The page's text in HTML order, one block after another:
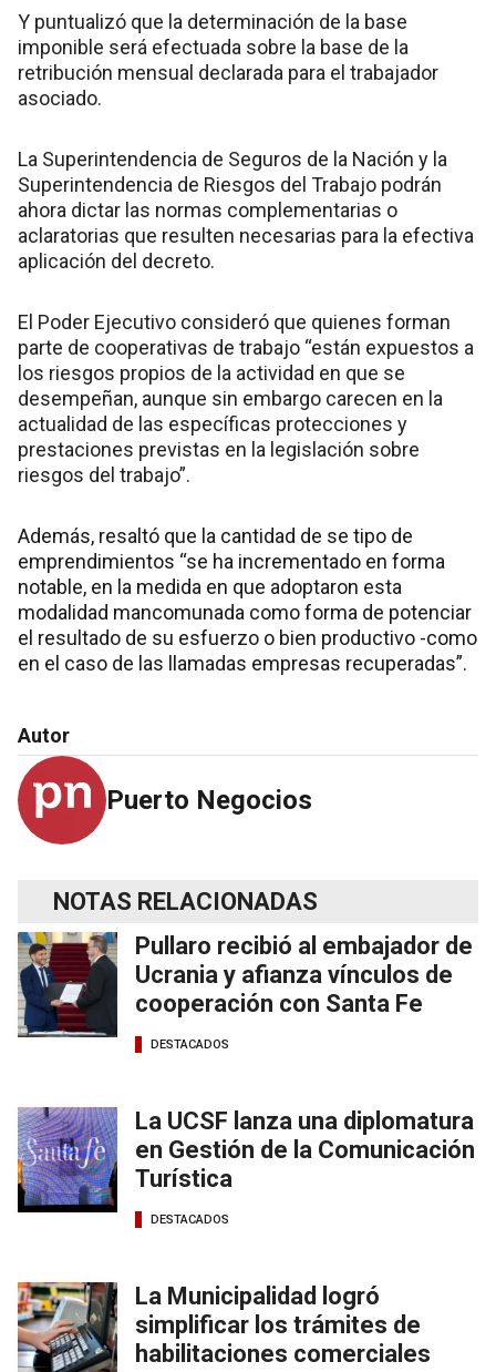
Y puntualizó que la determinación de la base
imponible será efectuada sobre la base de la
retribución mensual declarada para el trabajador
asociado.
La Superintendencia de Seguros de la Nación y la
Superintendencia de Riesgos del Trabajo podrán
ahora dictar las normas complementarias o
aclaratorias que resulten necesarias para la efectiva
aplicación del decreto.
El Poder Ejecutivo consideró que quienes forman
parte de cooperativas de trabajo “están expuestos a
los riesgos propios de la actividad en que se
desempeñan, aunque sin embargo carecen en la
actualidad de las específicas protecciones y
prestaciones previstas en la legislación sobre
riesgos del trabajo”.
Además, resaltó que la cantidad de se tipo de
emprendimientos “se ha incrementado en forma
notable, en la medida en que adoptaron esta
modalidad mancomunada como forma de potenciar
el resultado de su esfuerzo o bien productivo -como
en el caso de las llamadas empresas recuperadas”.
Autor
Puerto Negocios
NOTAS RELACIONADAS
Pullaro recibió al embajador de
Ucrania y afianza vínculos de
cooperación con Santa Fe
DESTACADOS
La UCSF lanza una diplomatura
en Gestión de la Comunicación
Turística
DESTACADOS
La Municipalidad logró
simplificar los trámites de
habilitaciones comerciales